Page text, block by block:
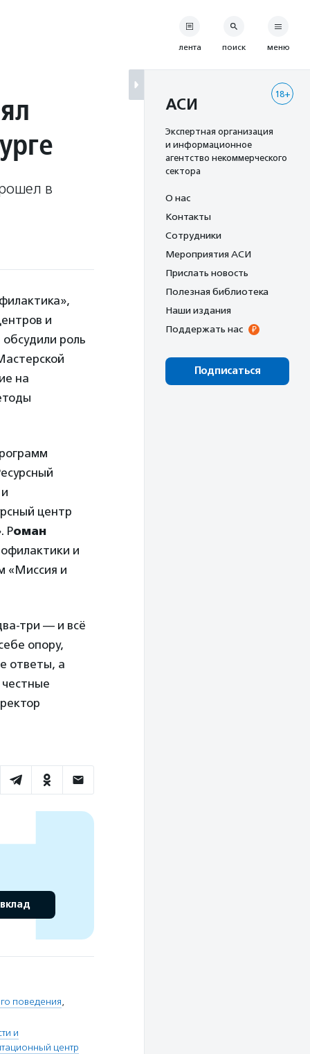
в
и
роль
на
центр
Роман
и
«Миссия и
три — и всё
опору,
ответы, а
поведения,
и
центр
лента поиск меню
18+
АСИ
Экспертная организация
и информационное
агентство некоммерческого
сектора
О нас
Контакты
Сотрудники
Мероприятия АСИ
Прислать новость
Полезная библиотека
Наши издания
Поддержать нас
Подписаться